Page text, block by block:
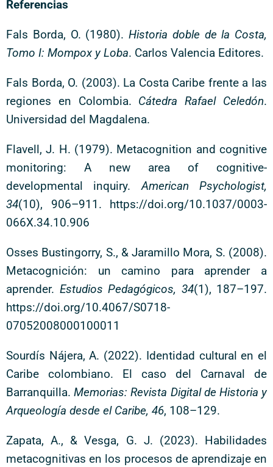
Referencias
Fals Borda, O. (1980). Historia doble de la Costa,
Tomo I: Mompox y Loba. Carlos Valencia Editores.
Fals Borda, O. (2003). La Costa Caribe frente a las
regiones en Colombia. Cátedra Rafael Celedón.
Universidad del Magdalena.
Flavell, J. H. (1979). Metacognition and cognitive
monitoring: A new area of cognitive-
developmental inquiry.American Psychologist,
34(10), 906–911. https://doi.org/10.1037/0003-
066X.34.10.906
Osses Bustingorry, S., & Jaramillo Mora, S. (2008).
Metacognición: un camino para aprender a
aprender. Estudios Pedagógicos, 34(1), 187–197.
https://doi.org/10.4067/S0718-
07052008000100011
Sourdís Nájera, A. (2022). Identidad cultural en el
Caribe colombiano. El caso del Carnaval de
Barranquilla.Memorias: Revista Digital de Historia y
Arqueología desde el Caribe, 46, 108–129.
Zapata, A., & Vesga, G. J. (2023). Habilidades
metacognitivas en los procesos de aprendizaje en